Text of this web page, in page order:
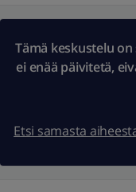
Tämä keskustelu
ei enää päivitetä,
Etsi samasta